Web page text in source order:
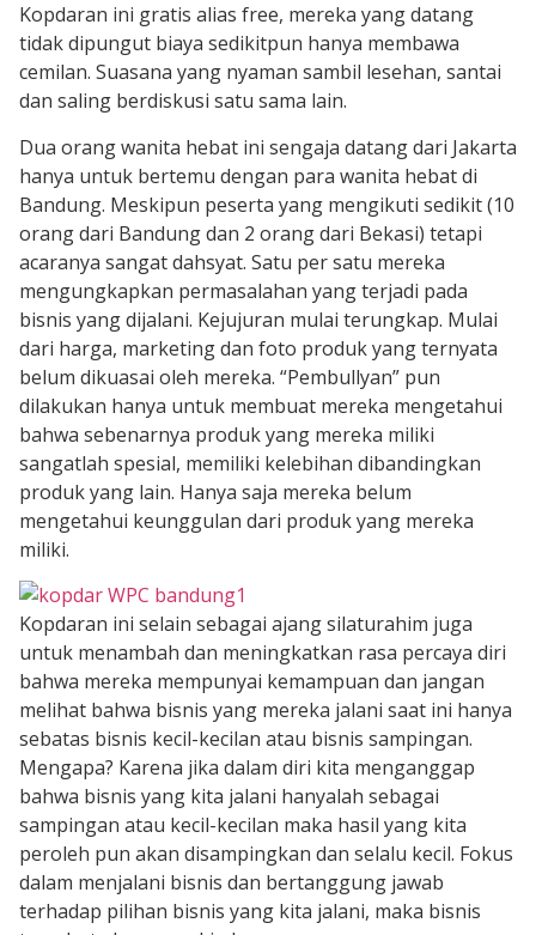
Kopdaran ini gratis alias free, mereka yang datang
tidak dipungut biaya sedikitpun hanya membawa
cemilan. Suasana yang nyaman sambil lesehan, santai
dan saling berdiskusi satu sama lain.
Dua orang wanita hebat ini sengaja datang dari Jakarta
hanya untuk bertemu dengan para wanita hebat di
Bandung. Meskipun peserta yang mengikuti sedikit (10
orang dari Bandung dan 2 orang dari Bekasi) tetapi
acaranya sangat dahsyat. Satu per satu mereka
mengungkapkan permasalahan yang terjadi pada
bisnis yang dijalani. Kejujuran mulai terungkap. Mulai
dari harga, marketing dan foto produk yang ternyata
belum dikuasai oleh mereka. “Pembullyan” pun
dilakukan hanya untuk membuat mereka mengetahui
bahwa sebenarnya produk yang mereka miliki
sangatlah spesial, memiliki kelebihan dibandingkan
produk yang lain. Hanya saja mereka belum
mengetahui keunggulan dari produk yang mereka
miliki.
Kopdaran ini selain sebagai ajang silaturahim juga
untuk menambah dan meningkatkan rasa percaya diri
bahwa mereka mempunyai kemampuan dan jangan
melihat bahwa bisnis yang mereka jalani saat ini hanya
sebatas bisnis kecil-kecilan atau bisnis sampingan.
Mengapa? Karena jika dalam diri kita menganggap
bahwa bisnis yang kita jalani hanyalah sebagai
sampingan atau kecil-kecilan maka hasil yang kita
peroleh pun akan disampingkan dan selalu kecil. Fokus
dalam menjalani bisnis dan bertanggung jawab
terhadap pilihan bisnis yang kita jalani, maka bisnis